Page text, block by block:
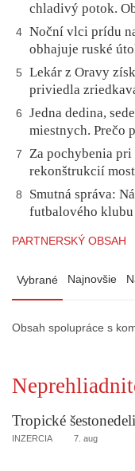
chladivý potok.
4 Noční vlci prídu
obhajuje ruské
5
Lekár z Oravy
priviedla
6
Jedna dedina,
miestnych. Prečo
7
Za pochybenia
rekonštrukcií
8
Smutná správa:
futbalového klubu
PARTNERSKÝ OBSAH
Vybrané Najnovšie
Obsah spolupráce s
Tropické
INZERCIA 7. aug